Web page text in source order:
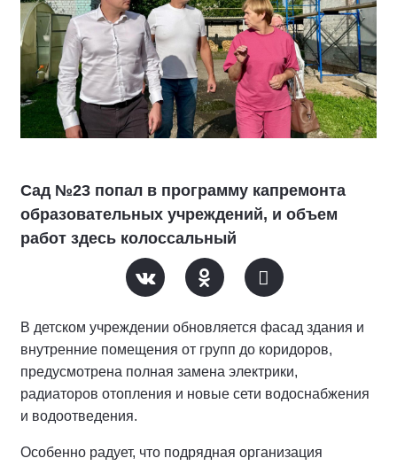
Сад №23 попал в программу капремонта
образовательных учреждений, и объем
работ здесь колоссальный
В детском учреждении обновляется фасад здания и
внутренние помещения от групп до коридоров,
предусмотрена полная замена электрики,
радиаторов отопления и новые сети водоснабжения
и водоотведения.
Особенно радует, что подрядная организация